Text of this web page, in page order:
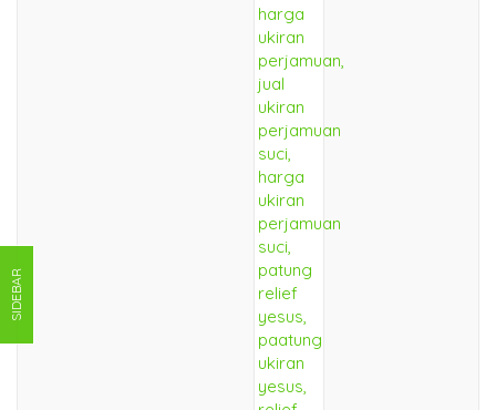
SIDEBAR